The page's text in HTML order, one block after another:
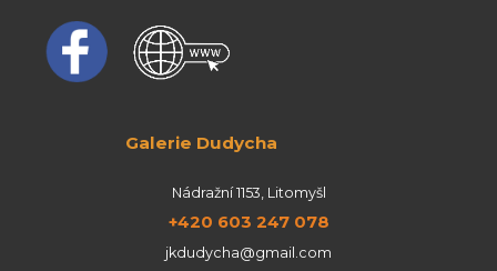
Galerie Dudycha
Nádražní 1153, Litomyšl
+420 603 247 078
jkdudycha@gmail.com